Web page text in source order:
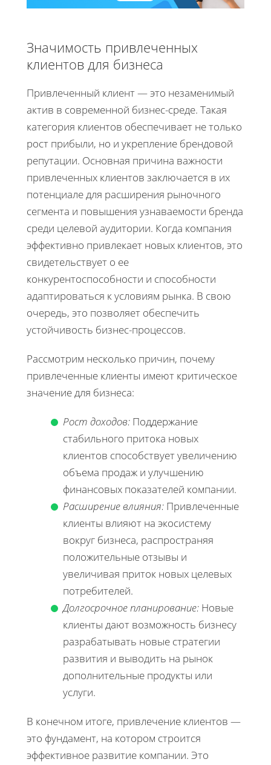
Значимость привлеченных
клиентов для бизнеса
Привлеченный клиент — это незаменимый
актив в современной бизнес-среде. Такая
категория клиентов обеспечивает не только
рост прибыли, но и укрепление брендовой
репутации. Основная причина важности
привлеченных клиентов заключается в их
потенциале для расширения рыночного
сегмента и повышения узнаваемости бренда
среди целевой аудитории. Когда компания
эффективно привлекает новых клиентов, это
свидетельствует о ее
конкурентоспособности и способности
адаптироваться к условиям рынка. В свою
очередь, это позволяет обеспечить
устойчивость бизнес-процессов.
Рассмотрим несколько причин, почему
привлеченные клиенты имеют критическое
значение для бизнеса:
Рост доходов: Поддержание
стабильного притока новых
клиентов способствует увеличению
объема продаж и улучшению
финансовых показателей компании.
Расширение влияния: Привлеченные
клиенты влияют на экосистему
вокруг бизнеса, распространяя
положительные отзывы и
увеличивая приток новых целевых
потребителей.
Долгосрочное планирование: Новые
клиенты дают возможность бизнесу
разрабатывать новые стратегии
развития и выводить на рынок
дополнительные продукты или
услуги.
В конечном итоге, привлечение клиентов —
это фундамент, на котором строится
эффективное развитие компании. Это